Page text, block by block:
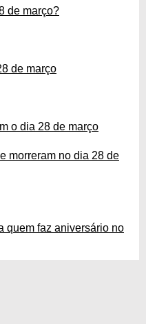
de março?
de março
o dia 28 de março
morreram no dia 28 de
quem faz aniversário no